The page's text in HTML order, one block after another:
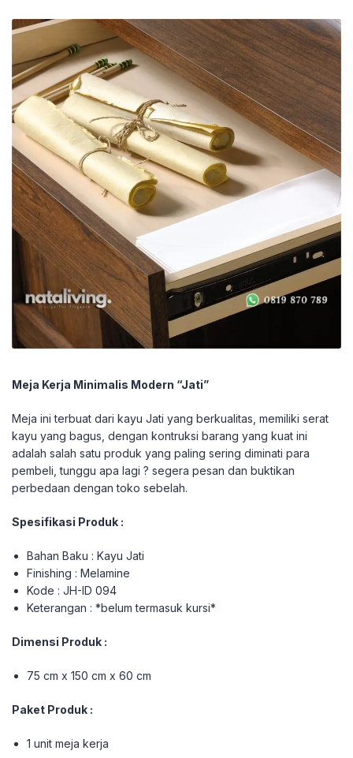
Meja Kerja Minimalis Modern “Jati”
Meja ini terbuat dari kayu Jati yang berkualitas, memiliki serat
kayu yang bagus, dengan kontruksi barang yang kuat ini
adalah salah satu produk yang paling sering diminati para
pembeli, tunggu apa lagi ? segera pesan dan buktikan
perbedaan dengan toko sebelah.
Spesifikasi Produk :
Bahan Baku : Kayu Jati
Finishing : Melamine
Kode : JH-ID 094
Keterangan : *belum termasuk kursi*
Dimensi Produk :
75 cm x 150 cm x 60 cm
Paket Produk :
1 unit meja kerja